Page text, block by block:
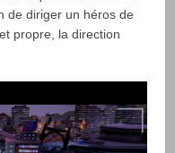
de diriger un héros de
propre, la direction